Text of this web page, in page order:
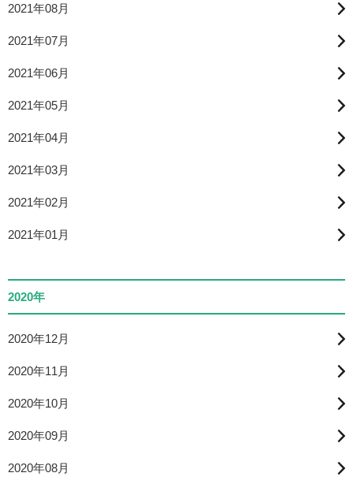
2021年08月
2021年07月
2021年06月
2021年05月
2021年04月
2021年03月
2021年02月
2021年01月
2020年
2020年12月
2020年11月
2020年10月
2020年09月
2020年08月